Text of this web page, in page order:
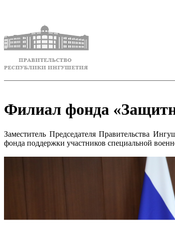
Филиал фонда
Заместитель Председателя Правительства
фонда поддержки участников специальной